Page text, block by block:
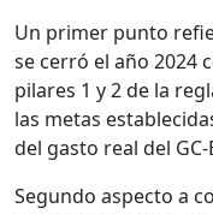
Un primer punto
se cerró el año 2024
pilares 1 y 2 de la
las metas
del gasto real del GC-
Segundo aspecto a